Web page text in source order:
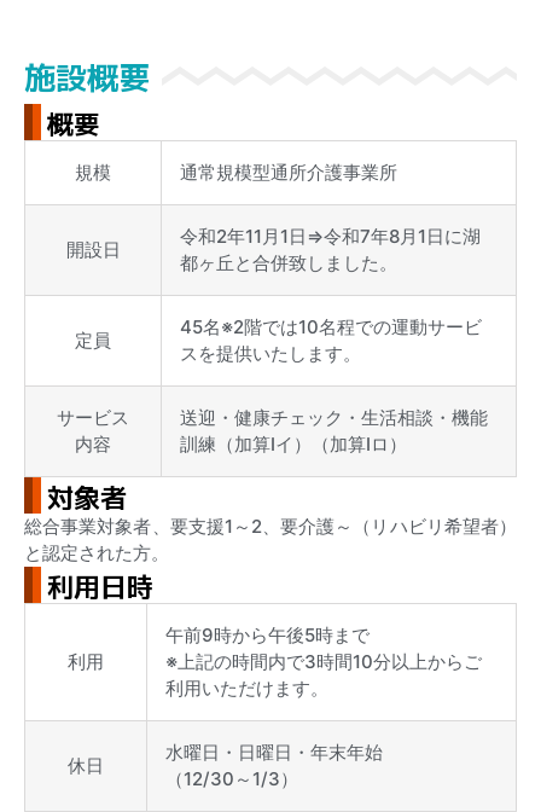
施設概要
概要
規模 通常規模型通所介護事業所
開設日
令和2年11月1日⇒令和7年8月1日に湖
都ヶ丘と合併致しました。
定員
45名※2階では10名程での運動サービ
スを提供いたします。
サービス
内容
送迎・健康チェック・生活相談・機能
訓練（加算Ⅰイ）（加算Ⅰロ）
対象者
総合事業対象者、要支援1～2、要介護～（リハビリ希望者）
と認定された方。
利用日時
利用
午前9時から午後5時まで
※上記の時間内で3時間10分以上からご
利用いただけます。
休日
水曜日・日曜日・年末年始
（12/30～1/3）